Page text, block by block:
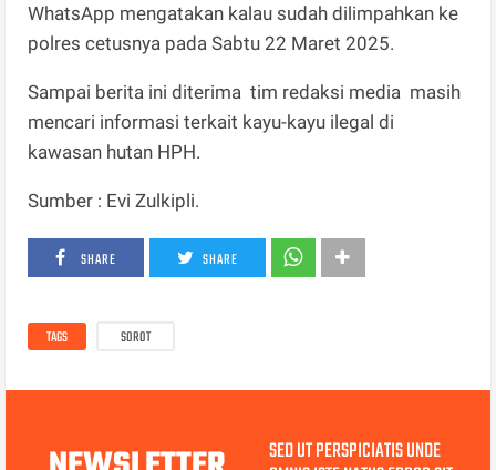
WhatsApp mengatakan kalau sudah dilimpahkan ke
polres cetusnya pada Sabtu 22 Maret 2025.
Sampai berita ini diterima tim redaksi media masih
mencari informasi terkait kayu-kayu ilegal di
kawasan hutan HPH.
Sumber : Evi Zulkipli.
SHARE SHARE
TAGS SOROT
SED UT PERSPICIATIS UNDE